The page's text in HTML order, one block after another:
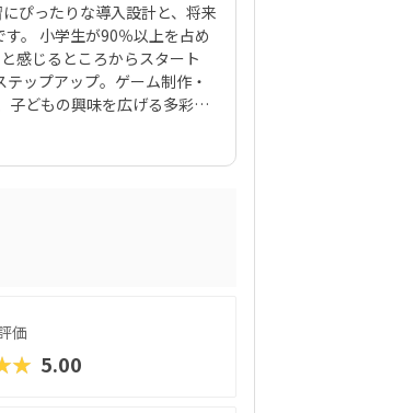
ぴったりな導入設計と、将来
。 小学生が90％以上を占め
感じるところからスタート
ップアップ。ゲーム制作・
どもの興味を広げる多彩な2
オンライン対応の教室も20
さらに、ジュニア・プログ
たちの“自信”や“目標達成の
価
5.00